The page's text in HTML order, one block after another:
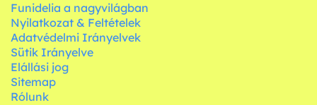
Funidelia a nagyvilágban
Nyilatkozat & Feltételek
Adatvédelmi Irányelvek
Sütik Irányelve
Elállási jog
Sitemap
Rólunk